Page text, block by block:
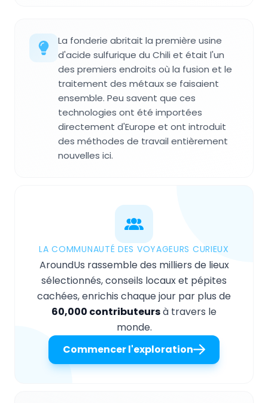
La fonderie abritait la première usine
d'acide sulfurique du Chili et était l'un
des premiers endroits où la fusion et le
traitement des métaux se faisaient
ensemble. Peu savent que ces
technologies ont été importées
directement d'Europe et ont introduit
des méthodes de travail entièrement
nouvelles ici.
LA COMMUNAUTÉ DES VOYAGEURS CURIEUX
AroundUs rassemble des milliers de lieux
sélectionnés, conseils locaux et pépites
cachées, enrichis chaque jour par plus de
60,000 contributeursà travers le
monde.
Commencer l'exploration